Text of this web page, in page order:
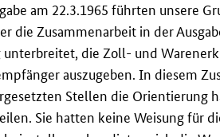
am 22.3.1965 führten unsere
die Zusammenarbeit in der
unterbreitet, die Zoll- und
auszugeben. In diesem
Stellen die Orientierung
Sie hatten keine Weisung für